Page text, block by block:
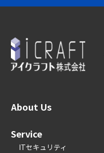
About Us
Service
ITセキュリティ